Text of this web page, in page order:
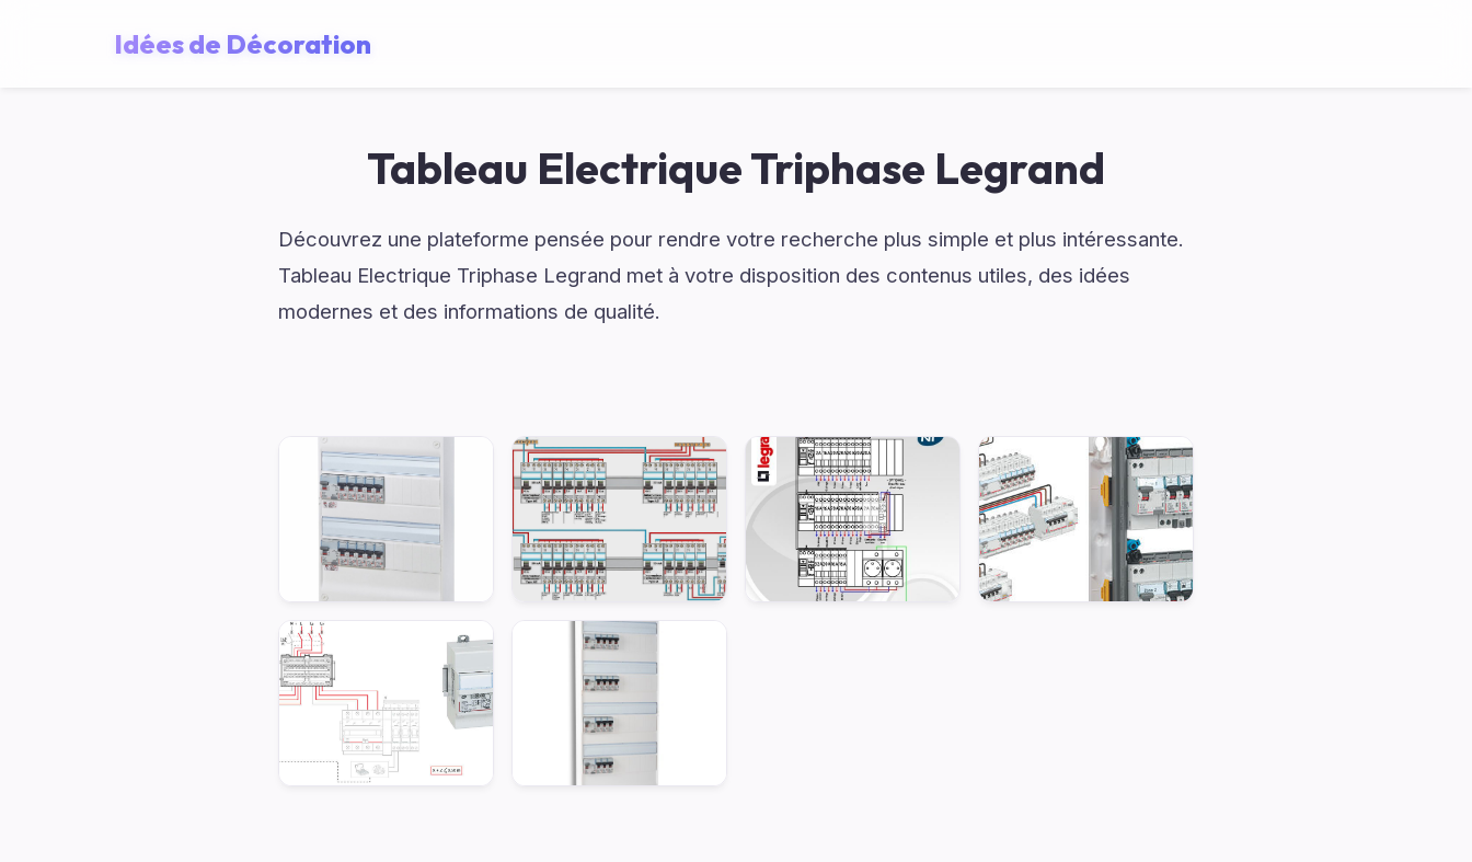
Idées de Décoration
Tableau Electrique Triphase Legrand
Découvrez une plateforme pensée pour rendre votre recherche plus simple et plus intéressante.
Tableau Electrique Triphase Legrand met à votre disposition des contenus utiles, des idées
modernes et des informations de qualité.